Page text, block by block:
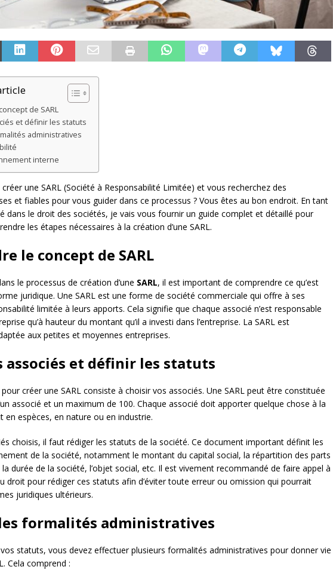
de SARL
et définir les statuts
administratives
interne
une SARL (Société à Responsabilité Limitée) et vous recherchez des
et fiables pour vous guider dans ce processus ? Vous êtes au bon endroit. En tant
dans le droit des sociétés, je vais vous fournir un guide complet et détaillé pour
les étapes nécessaires à la création d’une SARL.
le concept de SARL
le processus de création d’une SARL, il est important de comprendre ce qu’est
juridique. Une SARL est une forme de société commerciale qui offre à ses
limitée à leurs apports. Cela signifie que chaque associé n’est responsable
qu’à hauteur du montant qu’il a investi dans l’entreprise. La SARL est
aux petites et moyennes entreprises.
associés et définir les statuts
créer une SARL consiste à choisir vos associés. Une SARL peut être constituée
associé et un maximum de 100. Chaque associé doit apporter quelque chose à la
en espèces, en nature ou en industrie.
choisis, il faut rédiger les statuts de la société. Ce document important définit les
de la société, notamment le montant du capital social, la répartition des parts
durée de la société, l’objet social, etc. Il est vivement recommandé de faire appel à
droit pour rédiger ces statuts afin d’éviter toute erreur ou omission qui pourrait
juridiques ultérieurs.
formalités administratives
statuts, vous devez effectuer plusieurs formalités administratives pour donner vie
Cela comprend :